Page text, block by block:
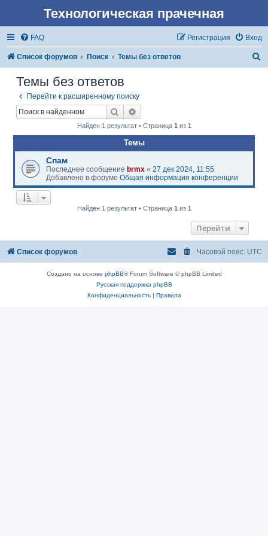
Технологическая прачечная
FAQ Вход
Регистрация
Список форумов Поиск Темы без ответов
Темы без ответов
Перейти к расширенному поиску
Поиск
Найден 1 результат • Страница 1 из 1
Темы
Спам
Последнее сообщение brmx« 27 дек 2024, 11:55
Добавлено в форуме Общая информация конференции
Найден 1 результат • Страница 1 из 1
Перейти
Список форумов Часовой пояс: UTC
Создано на основе phpBB® Forum Software © phpBB Limited
Русская поддержка phpBB
Конфиденциальность| Правила